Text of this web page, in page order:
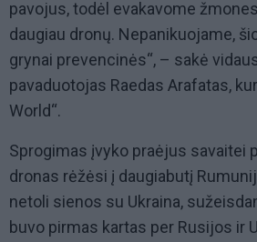
pavojus, todėl evakavome
daugiau dronų. Nepanikuojame,
grynai prevencinės“, – sakė
pavaduotojas Raedas Arafatas,
World“.
Sprogimas įvyko praėjus savaitei
dronas rėžėsi į daugiabutį
netoli sienos su Ukraina,
buvo pirmas kartas per Rusijos ir